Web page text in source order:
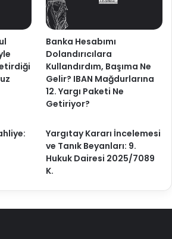
Banka Hesabımı
Dolandırıcılara
Kullandırdım, Başıma Ne
Gelir? IBAN Mağdurlarına
12. Yargı Paketi Ne
Getiriyor?
Yargıtay Kararı İncelemesi
ve Tanık Beyanları: 9.
Hukuk Dairesi 2025/7089
K.